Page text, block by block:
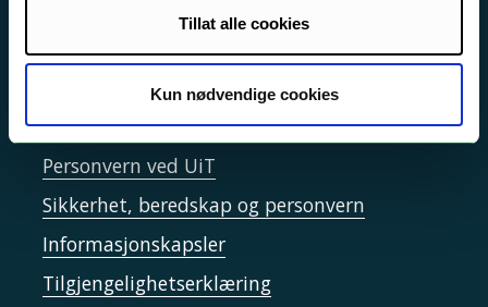
Tillat alle cookies
Kun nødvendige cookies
Akutt hjelp
Driftsmeldinger
Personvern ved UiT
Sikkerhet, beredskap og personvern
Informasjonskapsler
Tilgjengelighetserklæring